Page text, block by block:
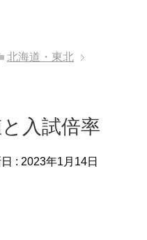
北海道・東北
入試倍率
: 2023年1月14日